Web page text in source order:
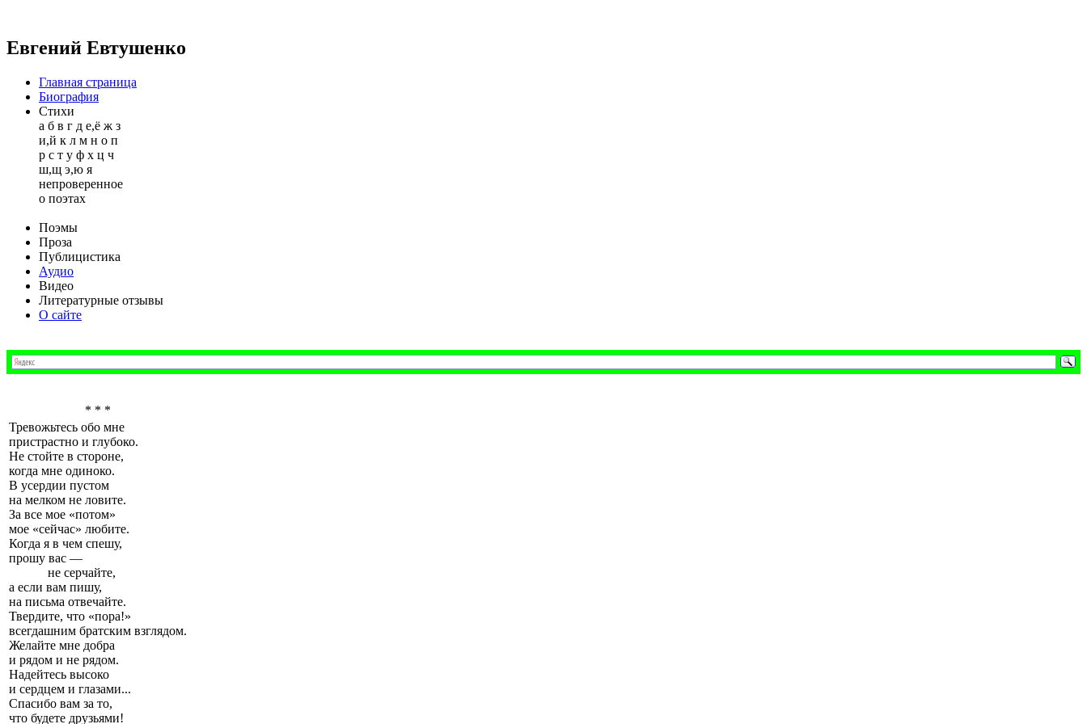
Евгений Евтушенко
Главная страница
Биография
Стихи
а б в г д е,ё ж з
и,й к л м н о п
р с т у ф х ц ч
ш,щ э,ю я
непроверенное
о поэтах
Поэмы
Проза
Публицистика
Аудио
Видео
Литературные отзывы
О сайте
* * *
Тревожьтесь обо мне
пристрастно и глубоко.
Не стойте в стороне,
когда мне одиноко.
В усердии пустом
на мелком не ловите.
За все мое «потом»
мое «сейчас» любите.
Когда я в чем спешу,
прошу вас —
не серчайте,
а если вам пишу,
на письма отвечайте.
Твердите, что «пора!»
всегдашним братским взглядом.
Желайте мне добра
и рядом и не рядом.
Надейтесь высоко
и сердцем и глазами...
Спасибо вам за то,
что будете друзьями!